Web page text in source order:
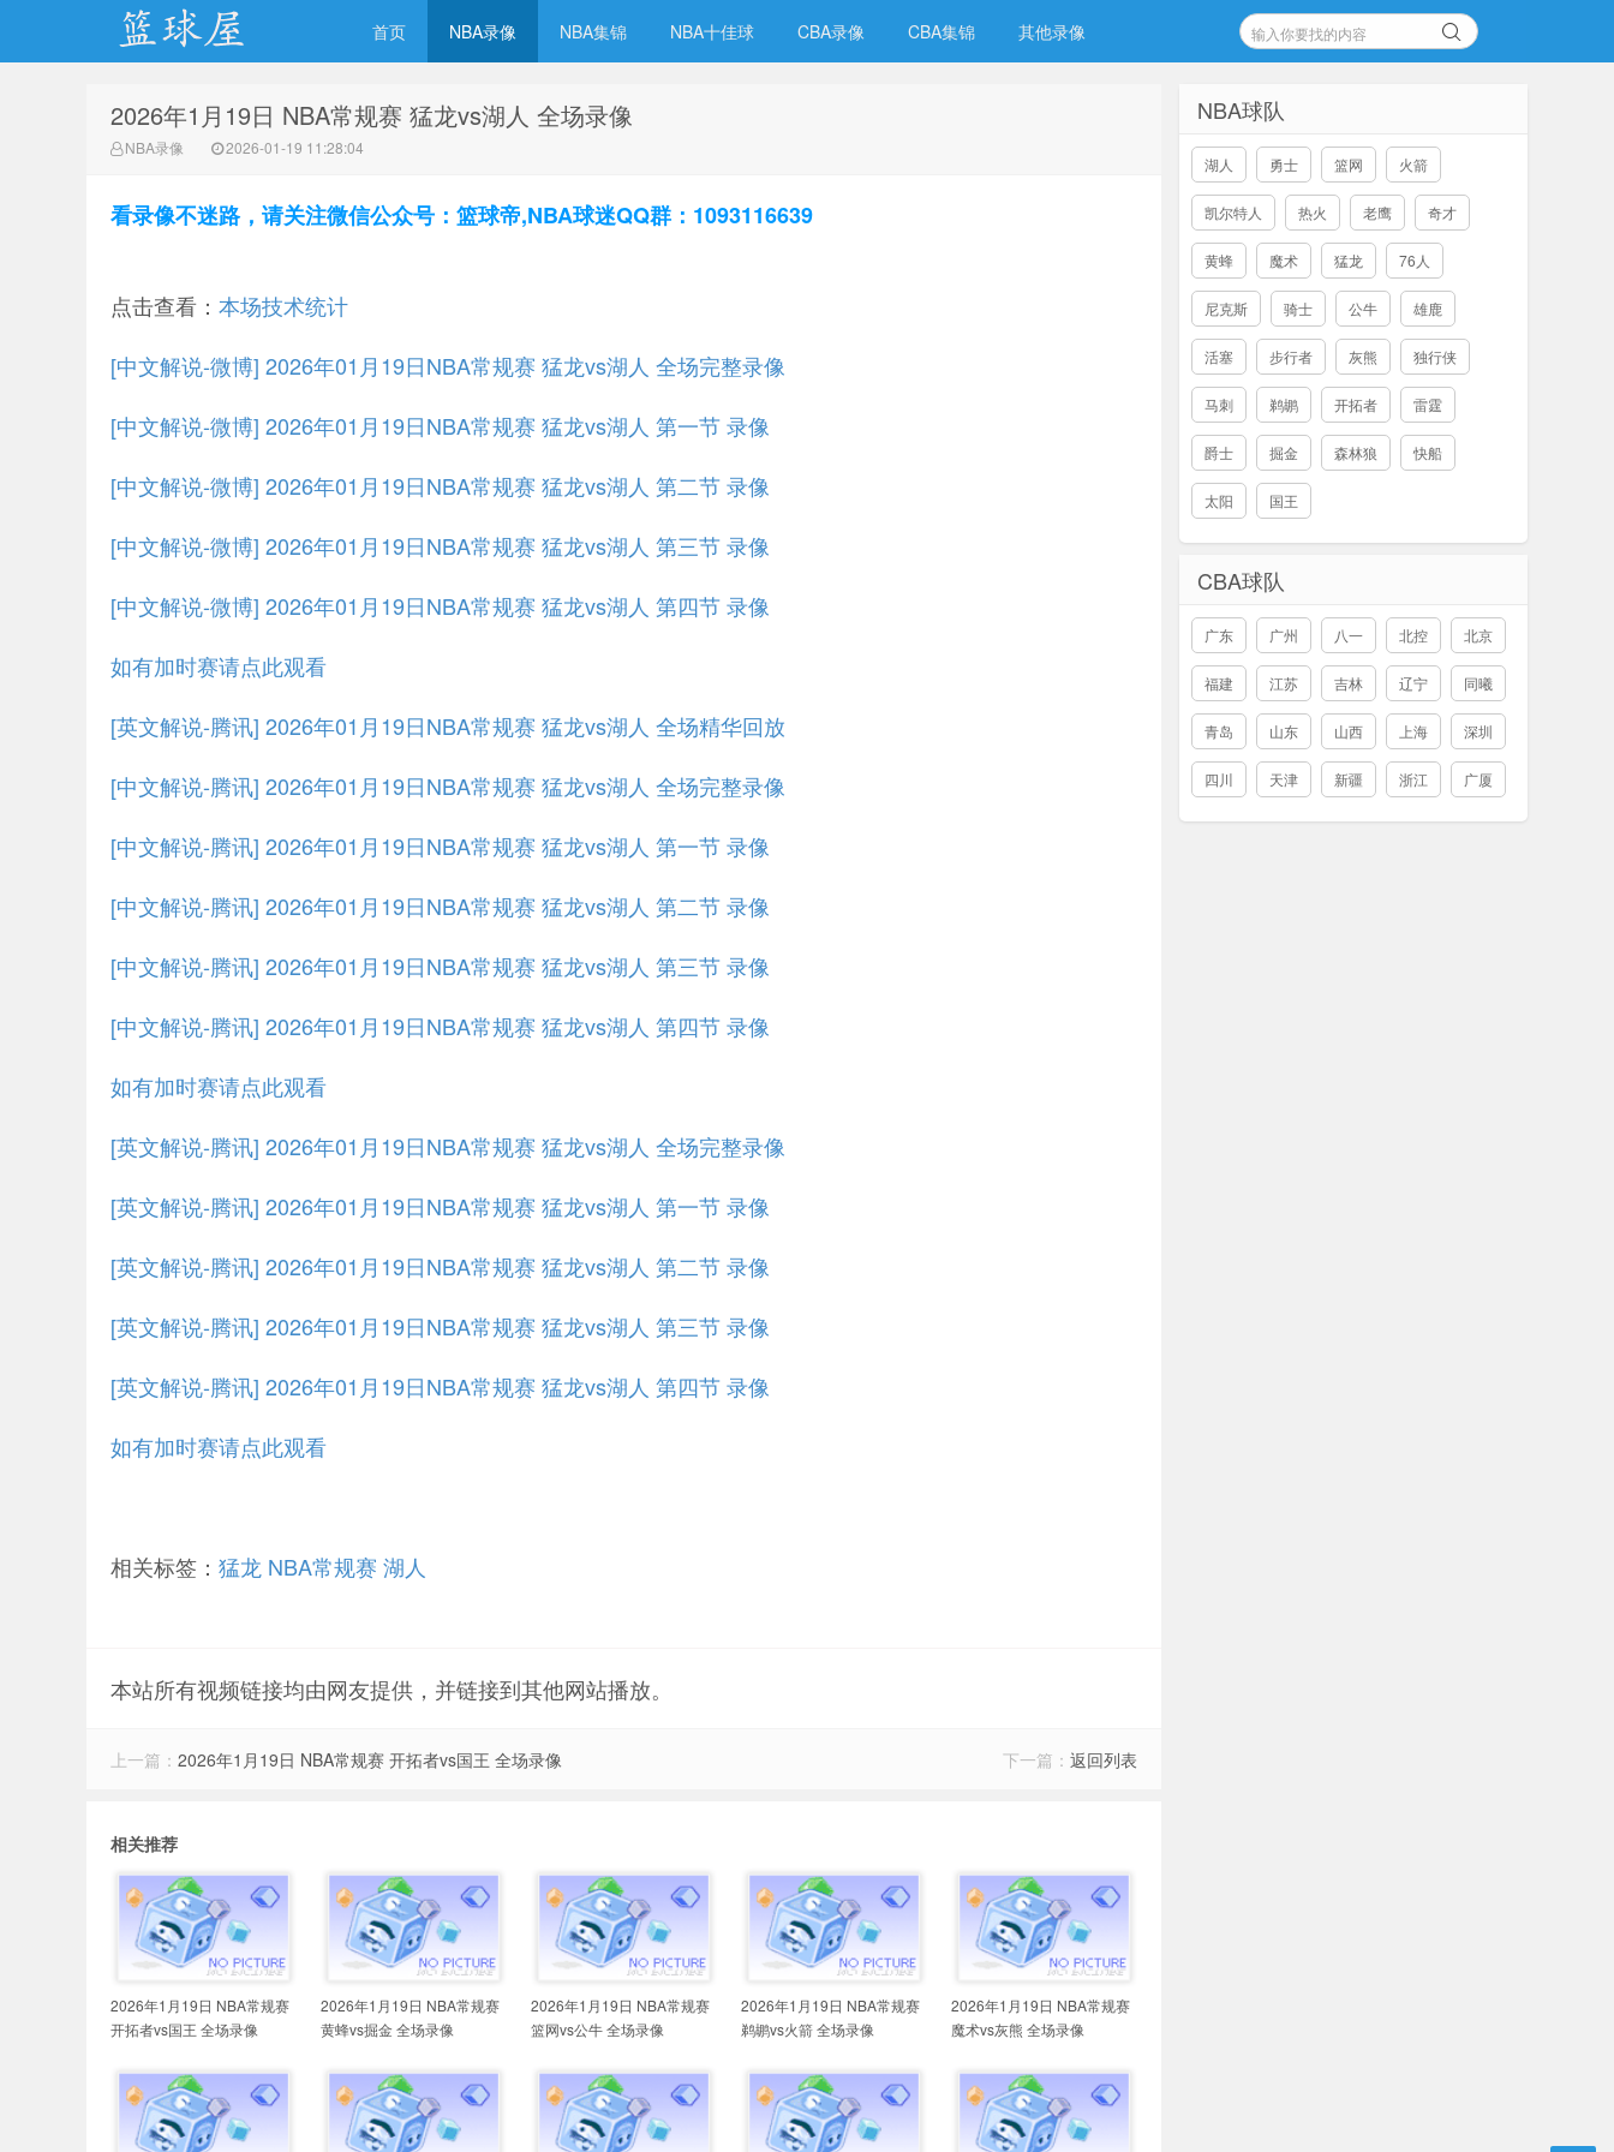
NBA录像网
首页 NBA录像 NBA集锦 NBA十佳球 CBA录像 CBA集锦 其他录像
2026年1月19日 NBA常规赛 猛龙vs湖人 全场录像
NBA录像 2026-01-19 11:28:04
看录像不迷路，请关注微信公众号：篮球帝,NBA球迷QQ群：1093116639
点击查看： 本场技术统计
[中文解说-微博] 2026年01月19日NBA常规赛 猛龙vs湖人 全场完整录像
[中文解说-微博] 2026年01月19日NBA常规赛 猛龙vs湖人 第一节 录像
[中文解说-微博] 2026年01月19日NBA常规赛 猛龙vs湖人 第二节 录像
[中文解说-微博] 2026年01月19日NBA常规赛 猛龙vs湖人 第三节 录像
[中文解说-微博] 2026年01月19日NBA常规赛 猛龙vs湖人 第四节 录像
如有加时赛请点此观看
[英文解说-腾讯] 2026年01月19日NBA常规赛 猛龙vs湖人 全场精华回放
[中文解说-腾讯] 2026年01月19日NBA常规赛 猛龙vs湖人 全场完整录像
[中文解说-腾讯] 2026年01月19日NBA常规赛 猛龙vs湖人 第一节 录像
[中文解说-腾讯] 2026年01月19日NBA常规赛 猛龙vs湖人 第二节 录像
[中文解说-腾讯] 2026年01月19日NBA常规赛 猛龙vs湖人 第三节 录像
[中文解说-腾讯] 2026年01月19日NBA常规赛 猛龙vs湖人 第四节 录像
如有加时赛请点此观看
[英文解说-腾讯] 2026年01月19日NBA常规赛 猛龙vs湖人 全场完整录像
[英文解说-腾讯] 2026年01月19日NBA常规赛 猛龙vs湖人 第一节 录像
[英文解说-腾讯] 2026年01月19日NBA常规赛 猛龙vs湖人 第二节 录像
[英文解说-腾讯] 2026年01月19日NBA常规赛 猛龙vs湖人 第三节 录像
[英文解说-腾讯] 2026年01月19日NBA常规赛 猛龙vs湖人 第四节 录像
如有加时赛请点此观看
相关标签： 猛龙 NBA常规赛 湖人
本站所有视频链接均由网友提供，并链接到其他网站播放。
上一篇： 2026年1月19日 NBA常规赛 开拓者vs国王 全场录像 下一篇： 返回列表
相关推荐
2026年1月19日 NBA常规赛
开拓者vs国王 全场录像
2026年1月19日 NBA常规赛
黄蜂vs掘金 全场录像
2026年1月19日 NBA常规赛
篮网vs公牛 全场录像
2026年1月19日 NBA常规赛
鹈鹕vs火箭 全场录像
2026年1月19日 NBA常规赛
魔术vs灰熊 全场录像
NBA球队
湖人 勇士 篮网 火箭
凯尔特人 热火 老鹰 奇才
黄蜂 魔术 猛龙 76人
尼克斯 骑士 公牛 雄鹿
活塞 步行者 灰熊 独行侠
马刺 鹈鹕 开拓者 雷霆
爵士 掘金 森林狼 快船
太阳 国王
CBA球队
广东 广州 八一 北控 北京
福建 江苏 吉林 辽宁 同曦
青岛 山东 山西 上海 深圳
四川 天津 新疆 浙江 广厦